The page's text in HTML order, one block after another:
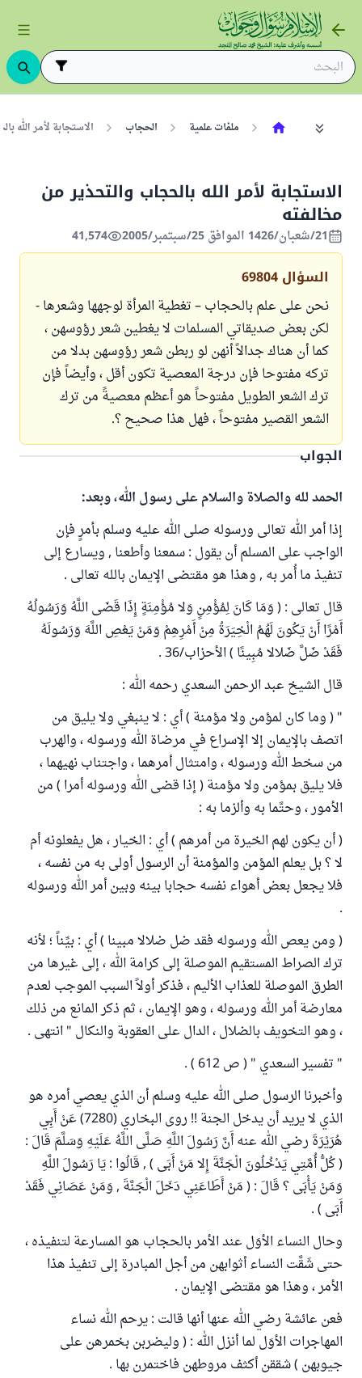
ملفات علمية الحجاب الاستجابة لأمر الله
الاستجابة لأمر الله بالحجاب والتحذير من
مخالفته
21/شعبان/1426 الموافق 25/سبتمبر/2005 41,574
السؤال 69804
نحن على علم بالحجاب – تغطية المرأة لوجهها وشعرها -
لكن بعض صديقاتي المسلمات لا يغطين شعر رؤوسهن ،
كما أن هناك جدالاً أنهن لو ربطن شعر رؤوسهن بدلا من
تركه مفتوحا فإن درجة المعصية تكون أقل ، وأيضاً فإن
ترك الشعر الطويل مفتوحاً هو أعظم معصيةً من ترك
الشعر القصير مفتوحاً ، فهل هذا صحيح ؟.
الجواب
الحمد لله والصلاة والسلام على رسول الله، وبعد:
إذا أمر الله تعالى ورسوله صلى الله عليه وسلم بأمرٍ فإن
الواجب على المسلم أن يقول : سمعنا وأطعنا , ويسارع إلى
تنفيذ ما أُمر به , وهذا هو مقتضى الإيمان بالله تعالى .
قال تعالى : ( وَمَا كَانَ لِمُؤْمِنٍ وَلا مُؤْمِنَةٍ إِذَا قَضَى اللَّهُ وَرَسُولُهُ
أَمْرًا أَنْ يَكُونَ لَهُمُ الْخِيَرَةُ مِنْ أَمْرِهِمْ وَمَنْ يَعْصِ اللَّهَ وَرَسُولَهُ
فَقَدْ ضَلَّ ضَلالا مُبِينًا ) الأحزاب/36 .
قال الشيخ عبد الرحمن السعدي رحمه الله :
" ( وما كان لمؤمن ولا مؤمنة ) أي : لا ينبغي ولا يليق من
اتصف بالإيمان إلا الإسراع في مرضاة الله ورسوله ، والهرب
من سخط الله ورسوله ، وامتثال أمرهما ، واجتناب نهيهما ،
فلا يليق بمؤمن ولا مؤمنة ( إذا قضى الله ورسوله أمرا ) من
الأمور ، وحتَّما به وألزما به :
( أن يكون لهم الخيرة من أمرهم ) أي : الخيار ، هل يفعلونه أم
لا ؟ بل يعلم المؤمن والمؤمنة أن الرسول أولى به من نفسه ،
فلا يجعل بعض أهواء نفسه حجابا بينه وبين أمر الله ورسوله
.
( ومن يعص الله ورسوله فقد ضل ضلالا مبينا ) أي : بيِّناً ؛ لأنه
ترك الصراط المستقيم الموصلة إلى كرامة الله ، إلى غيرها من
الطرق الموصلة للعذاب الأليم ، فذكر أولاً السبب الموجب لعدم
معارضة أمر الله ورسوله ، وهو الإيمان ، ثم ذكر المانع من ذلك
، وهو التخويف بالضلال ، الدال على العقوبة والنكال " انتهى .
" تفسير السعدي " ( ص 612 ) .
وأخبرنا الرسول صلى الله عليه وسلم أن الذي يعصي أمره هو
الذي لا يريد أن يدخل الجنة !! روى البخاري (7280) عَنْ أَبِي
هُرَيْرَةَ رضي الله عنه أَنَّ رَسُولَ اللَّهِ صَلَّى اللَّهُ عَلَيْهِ وَسَلَّمَ قَالَ :
( كُلُّ أُمَّتِي يَدْخُلُونَ الْجَنَّةَ إِلا مَنْ أَبَى ) , قَالُوا : يَا رَسُولَ اللَّهِ
وَمَنْ يَأْبَى ؟ قَالَ : ( مَنْ أَطَاعَنِي دَخَلَ الْجَنَّةَ , وَمَنْ عَصَانِي فَقَدْ
أَبَى ) .
وحال النساء الأوَل عند الأمر بالحجاب هو المسارعة لتنفيذه ،
حتى شَقَّت النساء أثوابهن من أجل المبادرة إلى تنفيذ هذا
الأمر ، وهذا هو مقتضى الإيمان .
فعن عائشة رضي الله عنها أنها قالت : يرحم الله نساء
المهاجرات الأوَل لما أنزل الله : ( وليضربن بخمرهن على
جيوبهن ) شققن أكثف مروطهن فاختمرن بها .